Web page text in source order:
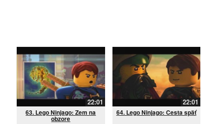
22:01
63. Lego Ninjago: Zem na
obzore
22:01
64. Lego Ninjago: Cesta späť